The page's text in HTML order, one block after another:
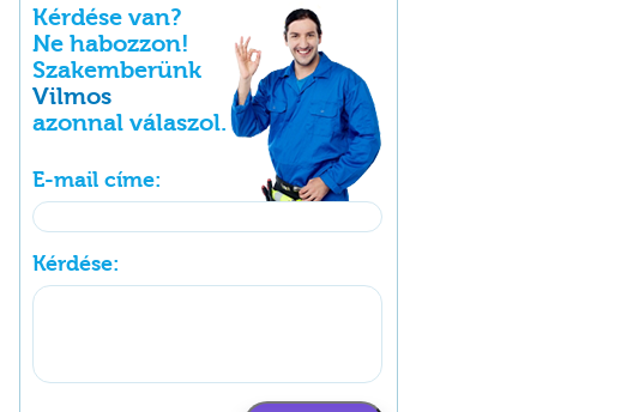
Kérdése van?
Ne habozzon!
Szakemberünk
Vilmos
azonnal válaszol.
E-mail címe:
Kérdése: